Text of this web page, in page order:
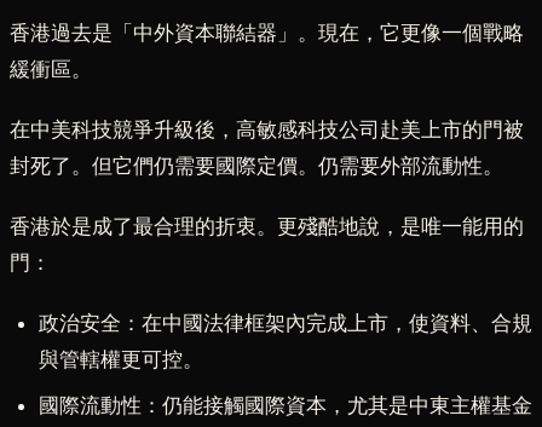
香港過去是「中外資本聯結器」。現在，它更像一個戰略
緩衝區。
在中美科技競爭升級後，高敏感科技公司赴美上市的門被
封死了。但它們仍需要國際定價。仍需要外部流動性。
香港於是成了最合理的折衷。更殘酷地說，是唯一能用的
門：
政治安全：在中國法律框架內完成上市，使資料、合規
與管轄權更可控。
國際流動性：仍能接觸國際資本，尤其是中東主權基金